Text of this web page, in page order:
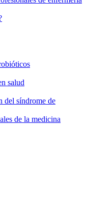
salud
del síndrome de
de la medicina